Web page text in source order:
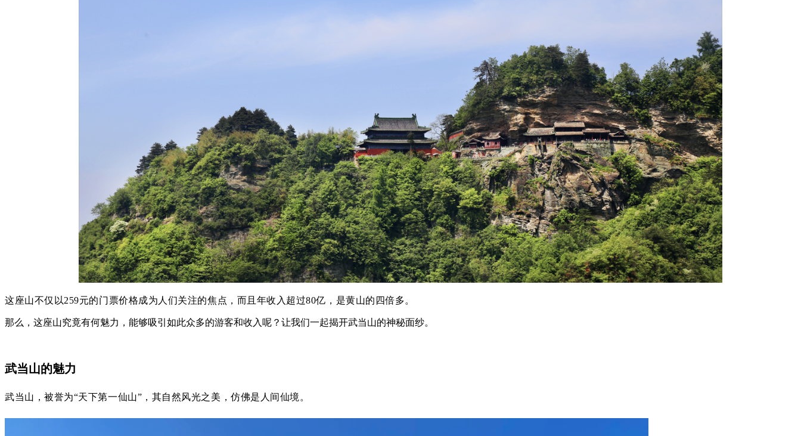
这座山不仅以259元的门票价格成为人们关注的焦点，而且年收入超过80亿，是黄山的四倍多。
那么，这座山究竟有何魅力，能够吸引如此众多的游客和收入呢？让我们一起揭开武当山的神秘面纱。
武当山的魅力
武当山，被誉为“天下第一仙山”，其自然风光之美，仿佛是人间仙境。